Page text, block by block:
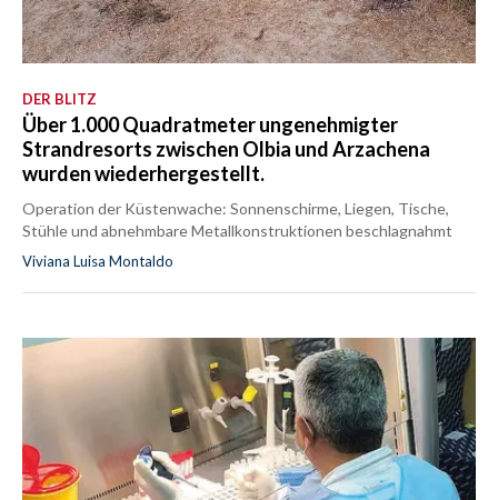
DER BLITZ
Über 1.000 Quadratmeter ungenehmigter
Strandresorts zwischen Olbia und Arzachena
wurden wiederhergestellt.
Operation der Küstenwache: Sonnenschirme, Liegen, Tische,
Stühle und abnehmbare Metallkonstruktionen beschlagnahmt
Viviana Luisa Montaldo